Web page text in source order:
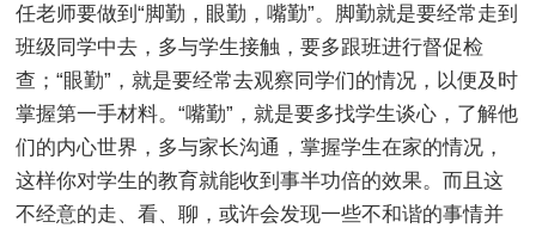
任老师要做到“脚勤，眼勤，嘴勤”。脚勤就是要经常走到
班级同学中去，多与学生接触，要多跟班进行督促检
查；“眼勤”，就是要经常去观察同学们的情况，以便及时
掌握第一手材料。“嘴勤”，就是要多找学生谈心，了解他
们的内心世界，多与家长沟通，掌握学生在家的情况，
这样你对学生的教育就能收到事半功倍的效果。而且这
不经意的走、看、聊，或许会发现一些不和谐的事情并